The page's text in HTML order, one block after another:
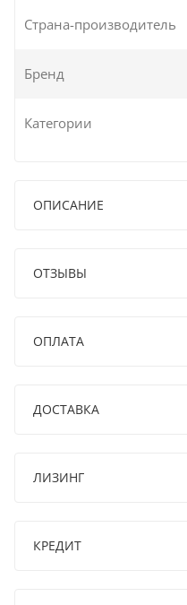
Страна-производитель
Бренд
Категории
ОПИСАНИЕ
ОТЗЫВЫ
ОПЛАТА
ДОСТАВКА
ЛИЗИНГ
КРЕДИТ